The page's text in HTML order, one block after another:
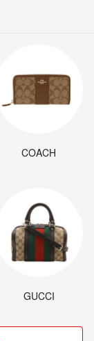
COACH
GUCCI